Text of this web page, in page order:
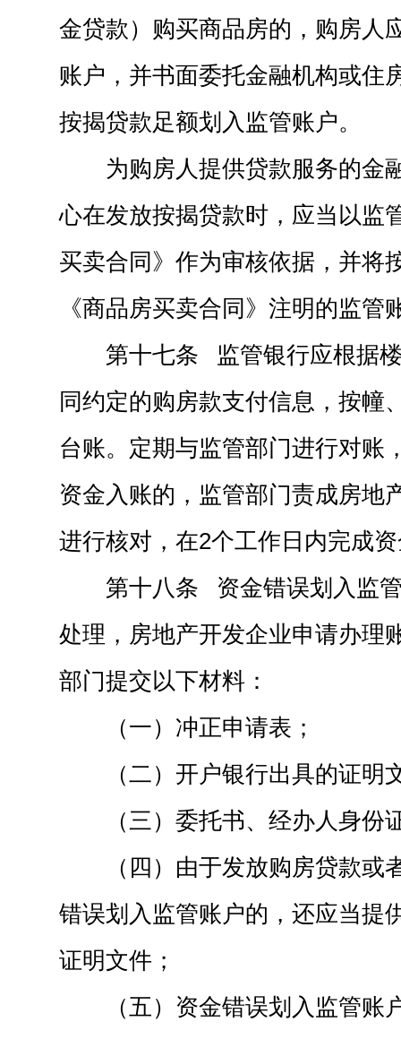
金贷款）购买商品房的，购房人
账户，并书面委托金融机构或住
按揭贷款足额划入监管账户。
为购房人提供贷款服务的金
心在发放按揭贷款时，应当以监
买卖合同》作为审核依据，并将
《商品房买卖合同》注明的监管
第十七条 监管银行应根据
同约定的购房款支付信息，按幢
台账。定期与监管部门进行对账
资金入账的，监管部门责成房地
进行核对，在2个工作日内完成
第十八条 资金错误划入监
处理，房地产开发企业申请办理
部门提交以下材料：
（一）冲正申请表；
（二）开户银行出具的证明
（三）委托书、经办人身份
（四）由于发放购房贷款
错误划入监管账户的，还应当提
证明文件；
（五）资金错误划入监管账